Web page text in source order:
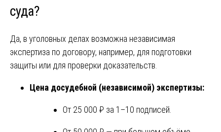
суда?
Да, в уголовных делах возможна независимая
экспертиза по договору, например, для подготовки
защиты или для проверки доказательств.
Цена досудебной (независимой) экспертизы:
От 25 000 ₽ за 1–10 подписей.